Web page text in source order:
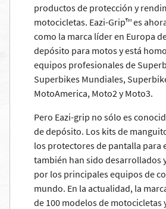
productos de protección y
motocicletas. Eazi-Grip™ es
como la marca líder en Europa
depósito para motos y está
equipos profesionales de
Superbikes Mundiales,
MotoAmerica, Moto2 y Moto3.
Pero Eazi-grip no sólo es
de depósito. Los kits de
los protectores de pantalla para
también han sido desarrollados
por los principales equipos de
mundo. En la actualidad, la
de 100 modelos de motocicletas